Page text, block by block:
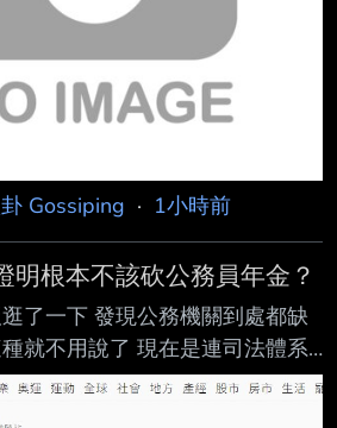
。 對比《美麗島民調》今年1月與
顯示，民眾黨整體支持度從
。此外，民進黨期間的支持
Gossiping · 1小時前
明根本不該砍公務員年金？
了一下 發現公務機關到處都缺
就不用說了 現在是連司法體系
是證明公務員退休金不該砍 都